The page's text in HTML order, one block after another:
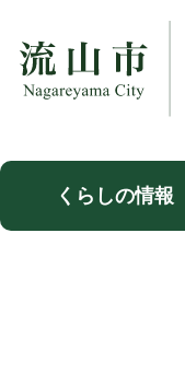
くらしの情報